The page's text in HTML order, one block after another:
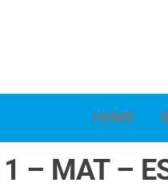
HOME
– MAT –